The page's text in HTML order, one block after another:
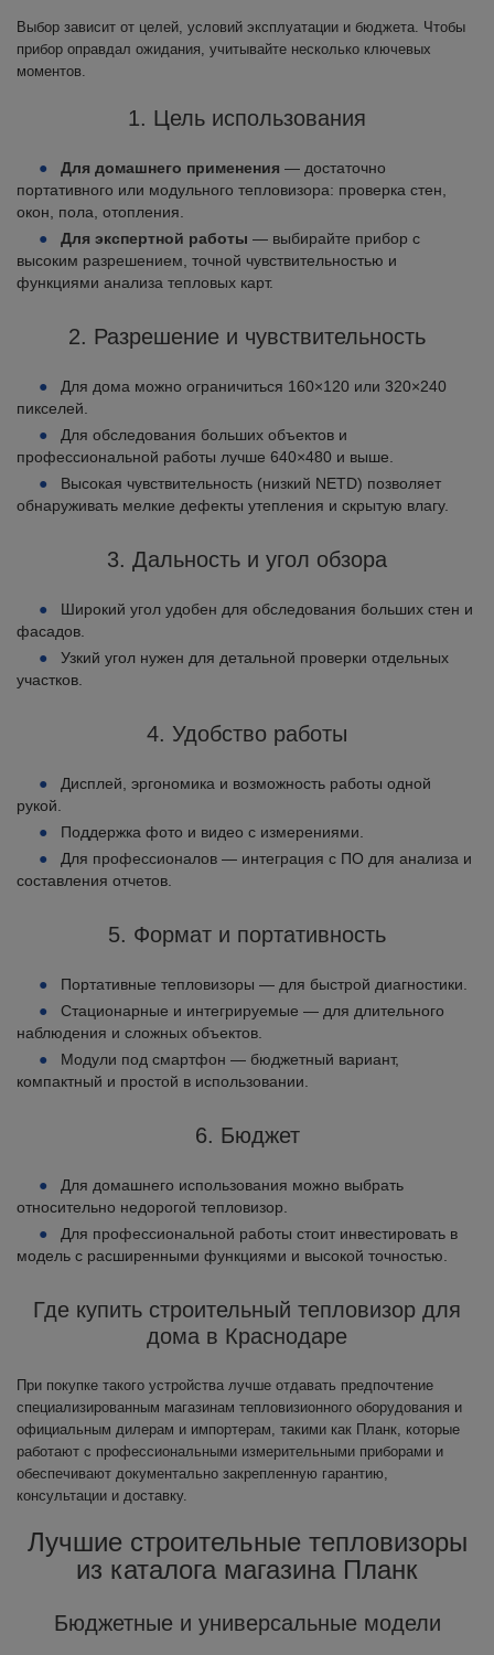
Выбор зависит от целей, условий эксплуатации и бюджета. Чтобы
прибор оправдал ожидания, учитывайте несколько ключевых
моментов.
1. Цель использования
Для домашнего применения — достаточно
портативного или модульного тепловизора: проверка стен,
окон, пола, отопления.
Для экспертной работы — выбирайте прибор с
высоким разрешением, точной чувствительностью и
функциями анализа тепловых карт.
2. Разрешение и чувствительность
Для дома можно ограничиться 160×120 или 320×240
пикселей.
Для обследования больших объектов и
профессиональной работы лучше 640×480 и выше.
Высокая чувствительность (низкий NETD) позволяет
обнаруживать мелкие дефекты утепления и скрытую влагу.
3. Дальность и угол обзора
Широкий угол удобен для обследования больших стен и
фасадов.
Узкий угол нужен для детальной проверки отдельных
участков.
4. Удобство работы
Дисплей, эргономика и возможность работы одной
рукой.
Поддержка фото и видео с измерениями.
Для профессионалов — интеграция с ПО для анализа и
составления отчетов.
5. Формат и портативность
Портативные тепловизоры — для быстрой диагностики.
Стационарные и интегрируемые — для длительного
наблюдения и сложных объектов.
Модули под смартфон — бюджетный вариант,
компактный и простой в использовании.
6. Бюджет
Для домашнего использования можно выбрать
относительно недорогой тепловизор.
Для профессиональной работы стоит инвестировать в
модель с расширенными функциями и высокой точностью.
Где купить строительный тепловизор для
дома в Краснодаре
При покупке такого устройства лучше отдавать предпочтение
специализированным магазинам тепловизионного оборудования и
официальным дилерам и импортерам, такими как Планк, которые
работают с профессиональными измерительными приборами и
обеспечивают документально закрепленную гарантию,
консультации и доставку.
Лучшие строительные тепловизоры
из каталога магазина Планк
Бюджетные и универсальные модели